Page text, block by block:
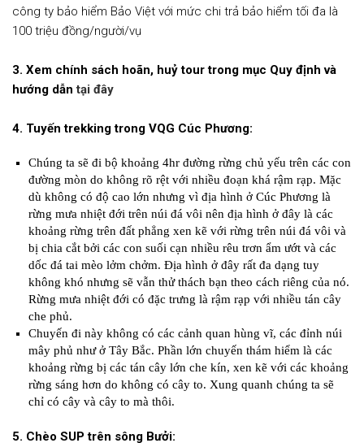
công ty bảo hiểm Bảo Việt với mức chi trả bảo hiểm tối đa là
100 triệu đồng/người/vụ
3. Xem chính sách hoãn, huỷ tour trong mục Quy định và
hướng dẫntại đây
4. Tuyến trekking trong VQG Cúc Phương:
Chúng ta sẽ đi bộ khoảng 4hr đường rừng chủ yếu trên các con
đường mòn do không rõ rệt với nhiều đoạn khá rậm rạp. Mặc
dù không có độ cao lớn nhưng vì địa hình ở Cúc Phương là
rừng mưa nhiệt đới trên núi đá vôi nên địa hình ở đây là các
khoảng rừng trên đất phẳng xen kẽ với rừng trên núi đá vôi và
bị chia cắt bởi các con suối cạn nhiều rêu trơn ẩm ướt và các
dốc đá tai mèo lởm chởm. Địa hình ở đây rất đa dạng tuy
không khó nhưng sẽ vẫn thử thách bạn theo cách riêng của nó.
Rừng mưa nhiệt đới có đặc trưng là rậm rạp với nhiều tán cây
che phủ.
Chuyến đi này không có các cảnh quan hùng vĩ, các đỉnh núi
mây phủ như ở Tây Bắc. Phần lớn chuyến thám hiểm là các
khoảng rừng bị các tán cây lớn che kín, xen kẽ với các khoảng
rừng sáng hơn do không có cây to. Xung quanh chúng ta sẽ
chỉ có cây và cây to mà thôi.
5. Chèo SUP trên sông Bưởi: